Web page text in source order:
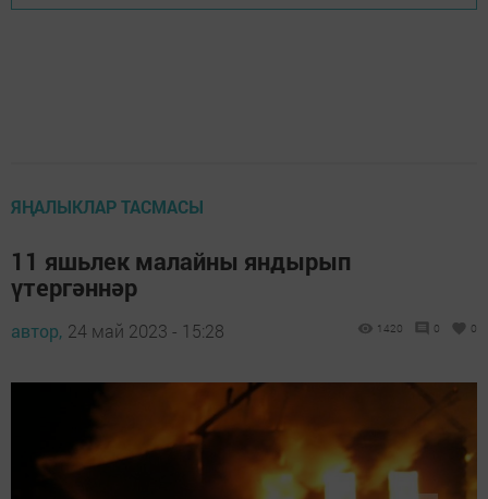
ЯҢАЛЫКЛАР ТАСМАСЫ
11 яшьлек малайны яндырып
үтергәннәр
автор, 24 май 2023 - 15:28 1420 0 0